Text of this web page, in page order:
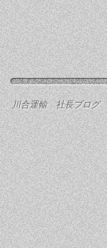
川合運輸 社長ブログ